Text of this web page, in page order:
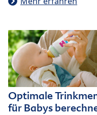
Optimale
für Babys